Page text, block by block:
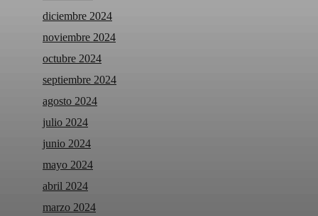
diciembre 2024
noviembre 2024
octubre 2024
septiembre 2024
agosto 2024
julio 2024
junio 2024
mayo 2024
abril 2024
marzo 2024